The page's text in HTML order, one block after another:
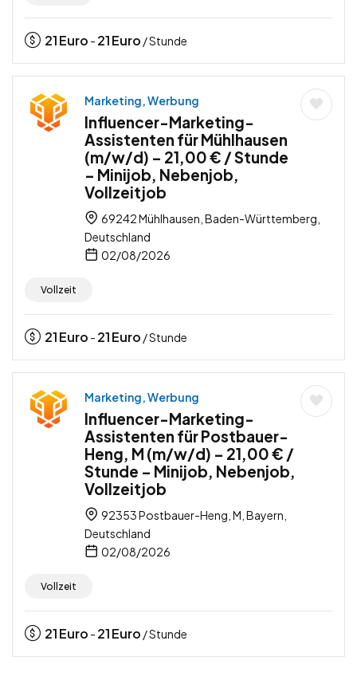
21Euro - 21Euro / Stunde
Marketing, Werbung
Influencer-Marketing-
Assistenten für Mühlhausen
(m/w/d) – 21,00 € / Stunde
– Minijob, Nebenjob,
Vollzeitjob
69242 Mühlhausen, Baden-Württemberg,
Deutschland
02/08/2026
Vollzeit
21Euro - 21Euro / Stunde
Marketing, Werbung
Influencer-Marketing-
Assistenten für Postbauer-
Heng, M (m/w/d) – 21,00 € /
Stunde – Minijob, Nebenjob,
Vollzeitjob
92353 Postbauer-Heng, M, Bayern,
Deutschland
02/08/2026
Vollzeit
21Euro - 21Euro / Stunde